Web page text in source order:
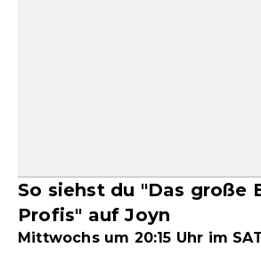
So siehst du "Das große
Profis" auf Joyn
Mittwochs um 20:15 Uhr im